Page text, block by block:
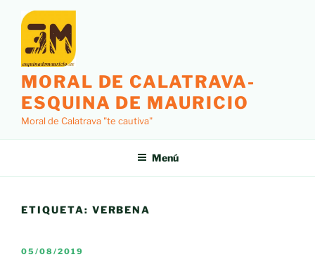
contenido
MORAL DE CALATRAVA-
ESQUINA DE MAURICIO
Moral de Calatrava "te cautiva"
Menú
ETIQUETA: VERBENA
PUBLICADO
05/08/2019